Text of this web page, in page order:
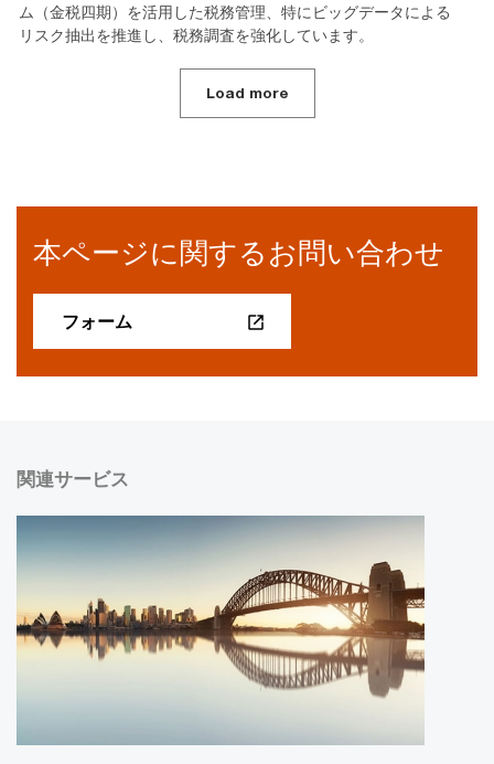
ム（金税四期）を活用した税務管理、特にビッグデータによる
リスク抽出を推進し、税務調査を強化しています。
Load more
本ページに関するお問い合わせ
フォーム
関連サービス